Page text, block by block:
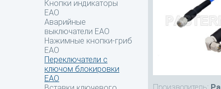
Кнопки индикаторы
EAO
Аварийные
выключатели EAO
Нажимные кнопки-гриб
EAO
Переключатели с
ключом блокировки
EAO